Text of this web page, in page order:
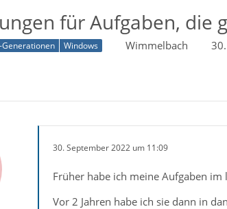
für Aufgaben, die
Windows Wimmelbach
30. September 2022 um 11:09
Früher habe ich meine Aufgaben im
Vor 2 Jahren habe ich sie dann in